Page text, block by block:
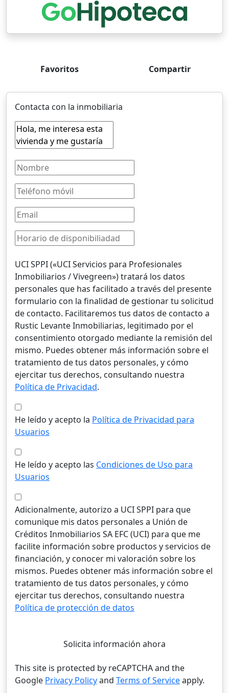
Favoritos Compartir
Contacta con la inmobiliaria
UCI SPPI («UCI Servicios para Profesionales
Inmobiliarios / Vivegreen») tratará los datos
personales que has facilitado a través del presente
formulario con la finalidad de gestionar tu solicitud
de contacto. Facilitaremos tus datos de contacto a
Rustic Levante Inmobiliarias, legitimado por el
consentimiento otorgado mediante la remisión del
mismo. Puedes obtener más información sobre el
tratamiento de tus datos personales, y cómo
ejercitar tus derechos, consultando nuestra
Política de Privacidad.
He leído y acepto la Política de Privacidad para
Usuarios
He leído y acepto las Condiciones de Uso para
Usuarios
Adicionalmente, autorizo a UCI SPPI para que
comunique mis datos personales a Unión de
Créditos Inmobiliarios SA EFC (UCI) para que me
facilite información sobre productos y servicios de
financiación, y conocer mi valoración sobre los
mismos. Puedes obtener más información sobre el
tratamiento de tus datos personales, y cómo
ejercitar tus derechos, consultando nuestra
Política de protección de datos
Solicita información ahora
This site is protected by reCAPTCHA and the
Google Privacy Policyand Terms of Serviceapply.